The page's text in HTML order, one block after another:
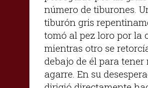
número de tiburones.
tiburón gris
tomó al pez loro por la
mientras otro se
debajo de él para tener
agarre. En su